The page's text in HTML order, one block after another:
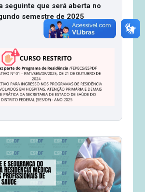
seguinte que será aberta no
semestre de 2025
e Segurança do Paciente para